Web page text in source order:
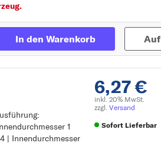
In den Warenkorb
6,27 €
inkl. 20% MwSt.
zzgl. Versand
Sofort Lieferbar
1
| Innendurchmesser